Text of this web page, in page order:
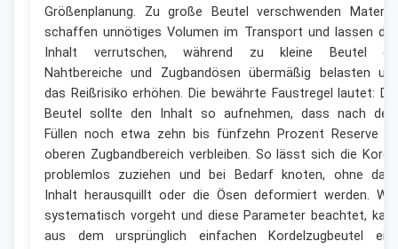
Größenplanung. Zu große Beutel verschwenden
schaffen unnötiges Volumen im Transport und lassen
Inhalt verrutschen, während zu kleine Beutel
Nahtbereiche und Zugbandösen übermäßig belasten
das Reißrisiko erhöhen. Die bewährte Faustregel lautet:
Beutel sollte den Inhalt so aufnehmen, dass nach
Füllen noch etwa zehn bis fünfzehn Prozent Reserve
oberen Zugbandbereich verbleiben. So lässt sich die
problemlos zuziehen und bei Bedarf knoten, ohne
Inhalt herausquillt oder die Ösen deformiert werden.
systematisch vorgeht und diese Parameter beachtet,
aus dem ursprünglich einfachen Kordelzugbeutel